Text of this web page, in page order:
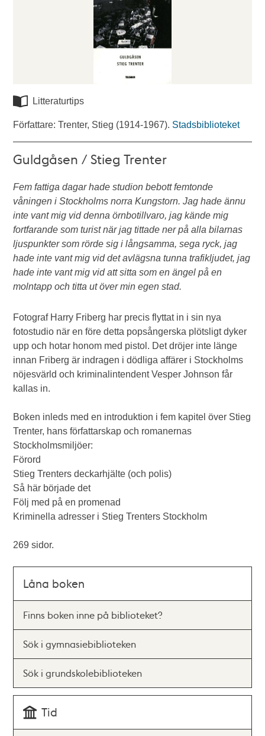
Litteraturtips
Författare: Trenter, Stieg (1914-1967). Stadsbiblioteket
Guldgåsen / Stieg Trenter
Fem fattiga dagar hade studion bebott femtonde
våningen i Stockholms norra Kungstorn. Jag hade ännu
inte vant mig vid denna örnbotillvaro, jag kände mig
fortfarande som turist när jag tittade ner på alla bilarnas
ljuspunkter som rörde sig i långsamma, sega ryck, jag
hade inte vant mig vid det avlägsna tunna trafikljudet, jag
hade inte vant mig vid att sitta som en ängel på en
molntapp och titta ut över min egen stad.
Fotograf Harry Friberg har precis flyttat in i sin nya
fotostudio när en före detta popsångerska plötsligt dyker
upp och hotar honom med pistol. Det dröjer inte länge
innan Friberg är indragen i dödliga affärer i Stockholms
nöjesvärld och kriminalintendent Vesper Johnson får
kallas in.
Boken inleds med en introduktion i fem kapitel över Stieg
Trenter, hans författarskap och romanernas
Stockholmsmiljöer:
Förord
Stieg Trenters deckarhjälte (och polis)
Så här började det
Följ med på en promenad
Kriminella adresser i Stieg Trenters Stockholm
269 sidor.
Låna boken
Finns boken inne på biblioteket?
Sök i gymnasiebiblioteken
Sök i grundskolebiblioteken
Tid